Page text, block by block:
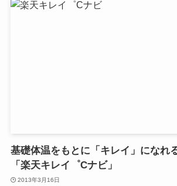
基礎体温をもとに「キレイ」になれ
「楽天キレイ゜Cナビ」
2013年3月16日